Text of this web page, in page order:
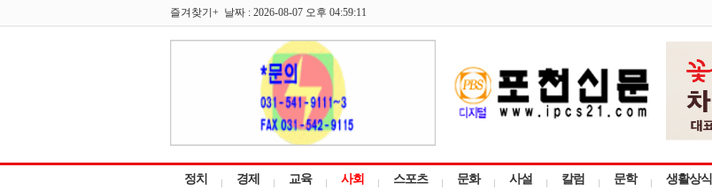
즐겨찾기+ 날짜 : 2026-08-07 오후 04:59:11
정치 경제 교육 사회 스포츠 문화 사설 칼럼 문학 생활상식